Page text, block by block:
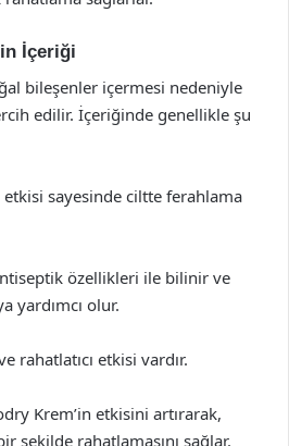
İçeriği
bileşenler içermesi nedeniyle
edilir. İçeriğinde genellikle şu
sayesinde ciltte ferahlama
özellikleri ile bilinir ve
yardımcı olur.
rahatlatıcı etkisi vardır.
Krem’in etkisini artırarak,
şekilde rahatlamasını sağlar.